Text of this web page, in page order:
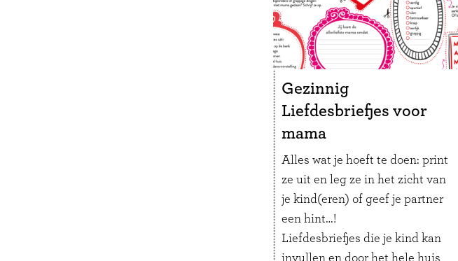
Gezinnig
Liefdesbriefjes voor
mama
Alles wat je hoeft te doen: print
ze uit en leg ze in het zicht van
je kind(eren) of geef je partner
een hint…!
Liefdesbriefjes die je kind kan
invullen en door het hele huis